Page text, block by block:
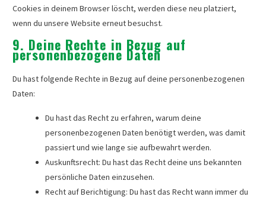
Cookies in deinem Browser löscht, werden diese neu platziert,
wenn du unsere Website erneut besuchst.
9. Deine Rechte in Bezug auf
personenbezogene Daten
Du hast folgende Rechte in Bezug auf deine personenbezogenen
Daten:
Du hast das Recht zu erfahren, warum deine
personenbezogenen Daten benötigt werden, was damit
passiert und wie lange sie aufbewahrt werden.
Auskunftsrecht: Du hast das Recht deine uns bekannten
persönliche Daten einzusehen.
Recht auf Berichtigung: Du hast das Recht wann immer du